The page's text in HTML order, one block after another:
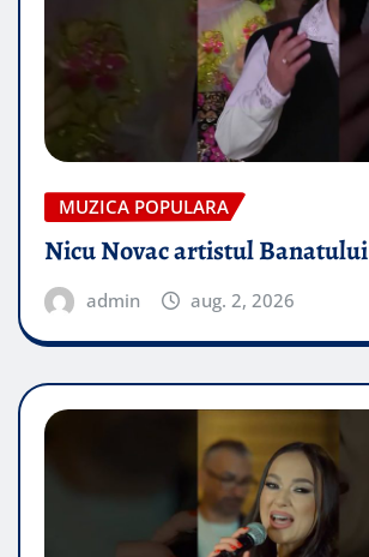
MUZICA POPULARA
Nicu Novac artistul Banatului
admin aug. 2, 2026